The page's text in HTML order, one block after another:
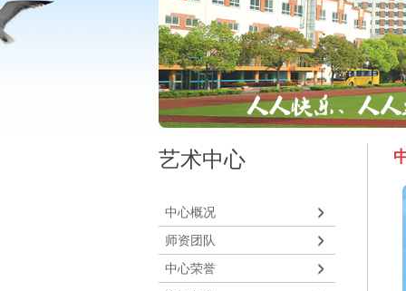
艺术中心
中心概况
师资团队
中心荣誉